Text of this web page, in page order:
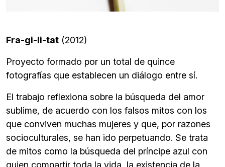
Fra-gi-li-tat (2012)
Proyecto formado por un total de quince
fotografías que establecen un diálogo entre sí.
El trabajo reflexiona sobre la búsqueda del amor
sublime, de acuerdo con los falsos mitos con los
que conviven muchas mujeres y que, por razones
socioculturales, se han ido perpetuando. Se trata
de mitos como la búsqueda del príncipe azul con
quien compartir toda la vida, la existencia de la